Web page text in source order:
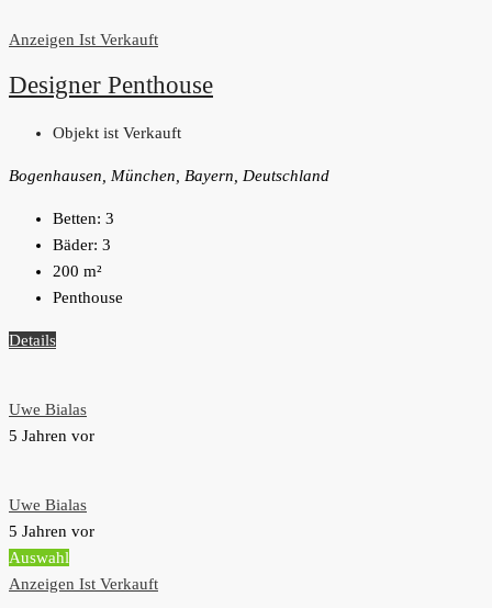
Anzeigen Ist Verkauft
Designer Penthouse
Objekt ist Verkauft
Bogenhausen, München, Bayern, Deutschland
Betten: 3
Bäder: 3
200 m²
Penthouse
Details
Uwe Bialas
5 Jahren vor
Uwe Bialas
5 Jahren vor
Auswahl
Anzeigen Ist Verkauft